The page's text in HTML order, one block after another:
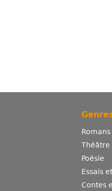
Romans
Théâtre
Poésie
Essais
Contes